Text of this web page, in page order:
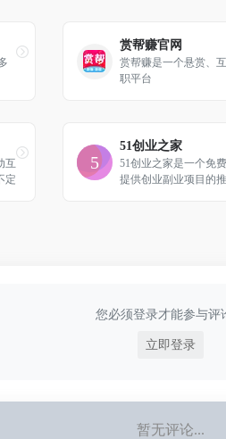
赏帮赚官网
赏帮赚是一个悬赏、
职平台
互
定
51创业之家
51创业之家是一个免
提供创业副业项目的
您必须登录才能参与评
立即登录
暂无评论...